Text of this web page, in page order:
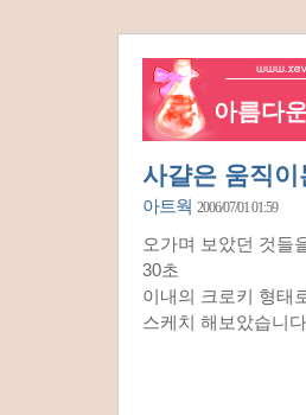
아름다
사걀은 움직
아트웍 2006/07/01 01:59
오가며 보았던 것들
30초
이내의 크로키 형태
스케치 해보았습니